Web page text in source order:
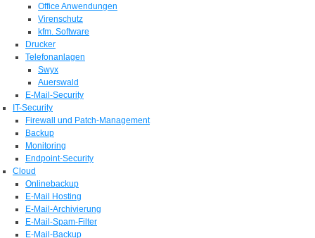
Office Anwendungen
Virenschutz
kfm. Software
Drucker
Telefonanlagen
Swyx
Auerswald
E-Mail-Security
IT-Security
Firewall und Patch-Management
Backup
Monitoring
Endpoint-Security
Cloud
Onlinebackup
E-Mail Hosting
E-Mail-Archivierung
E-Mail-Spam-Filter
E-Mail-Backup